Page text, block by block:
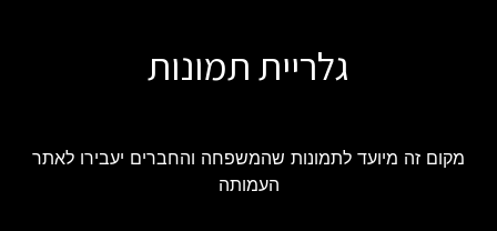
גלריית תמונות
מקום זה מיועד לתמונות שהמשפחה והחברים יעבירו לאתר
העמותה